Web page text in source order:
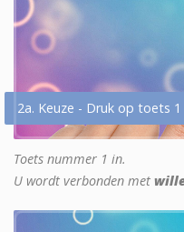
2a. Keuze - Druk op toets 1
Toets nummer 1 in.
U wordt verbonden met